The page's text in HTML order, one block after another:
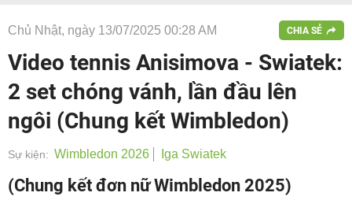
Chủ Nhật, ngày 13/07/2025 00:28 AM CHIA SẺ
Video tennis Anisimova - Swiatek:
2 set chóng vánh, lần đầu lên
ngôi (Chung kết Wimbledon)
Sự kiện: Wimbledon 2026 Iga Swiatek
(Chung kết đơn nữ Wimbledon 2025)